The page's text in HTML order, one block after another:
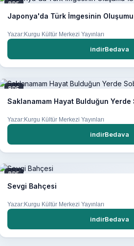
PDF
Japonya'da Türk İmgesinin
Yazar:Kurgu Kültür Merkezi Yayınları
indirBedava
PDF
Saklanamam Hayat Bulduğun Yerde
Yazar:Kurgu Kültür Merkezi Yayınları
indirBedava
PDF
Sevgi Bahçesi
Yazar:Kurgu Kültür Merkezi Yayınları
indirBedava